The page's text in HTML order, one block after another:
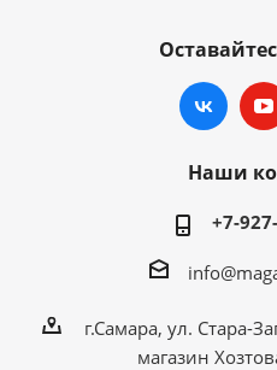
Наши
+7-
г.Самара, ул. Стара-
магазин